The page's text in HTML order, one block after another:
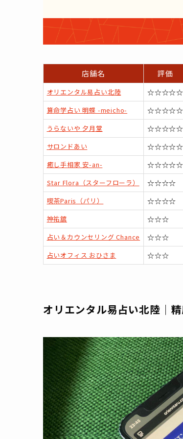
店舗名 評価
オリエンタル易占い北陸 ☆☆☆☆☆
算命学占い 明蝶 -meicho- ☆☆☆☆☆
うらないや 夕月堂 ☆☆☆☆☆
サロンドあい ☆☆☆☆☆
癒し手相家 安-an- ☆☆☆☆☆
Star Flora（スターフローラ） ☆☆☆☆
喫茶Paris（パリ） ☆☆☆☆
神祐舘 ☆☆☆
占い＆カウンセリング Chance ☆☆☆
占いオフィス おひさま ☆☆☆
オリエンタル易占い北陸｜